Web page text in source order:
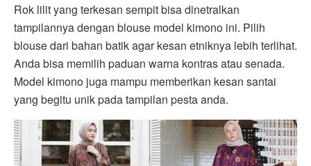
Rok lilit yang terkesan sempit bisa dinetralkan
tampilannya dengan blouse model kimono ini. Pilih
blouse dari bahan batik agar kesan etniknya lebih terlihat.
Anda bisa memilih paduan warna kontras atau senada.
Model kimono juga mampu memberikan kesan santai
yang begitu unik pada tampilan pesta anda.